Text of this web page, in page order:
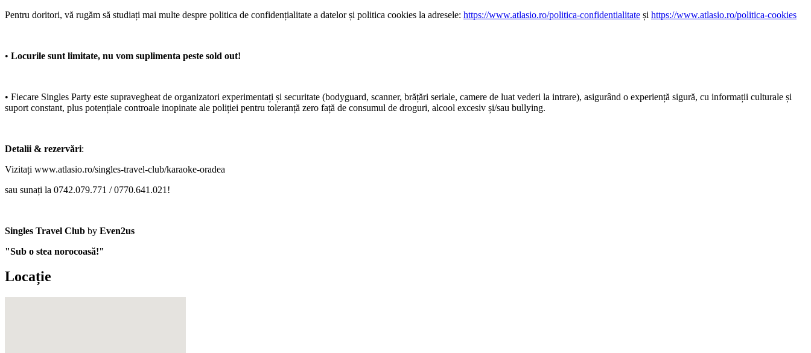
Pentru doritori, vă rugăm să studiați mai multe despre politica de confidențialitate a datelor și politica cookies la adresele: https://www.atlasio.ro/politica-confidentialitate și https://www.atlasio.ro/politica-cookies
•⁠ Locurile sunt limitate, nu vom suplimenta peste sold out!
•⁠ Fiecare Singles Party este supravegheat de organizatori experimentați și securitate (bodyguard, scanner, brățări seriale, camere de luat vederi la intrare), asigurând o experiență sigură, cu informații culturale și
suport constant, plus potențiale controale inopinate ale poliției pentru toleranță zero față de consumul de droguri, alcool excesiv și/sau bullying.
Detalii & rezervări:
Vizitați www.atlasio.ro/singles-travel-club/karaoke-oradea
sau sunați la 0742.079.771 / 0770.641.021!
Singles Travel Club by Even2us
"Sub o stea norocoasă!"
Locație